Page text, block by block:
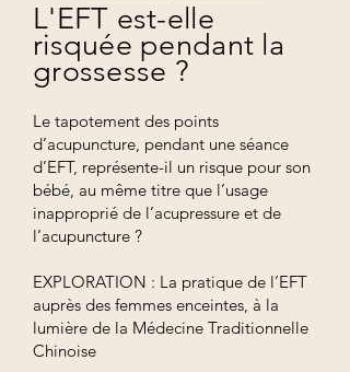
L'EFT est-elle
risquée pendant la
grossesse ?
Le tapotement des points
d’acupuncture, pendant une séance
d’EFT, représente-il un risque pour son
bébé, au même titre que l’usage
inapproprié de l’acupressure et de
l’acupuncture ?
EXPLORATION : La pratique de l’EFT
auprès des femmes enceintes, à la
lumière de la Médecine Traditionnelle
Chinoise